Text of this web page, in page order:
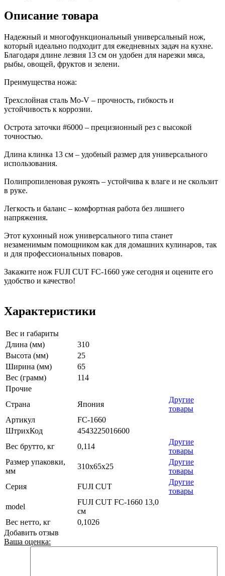
Описание товара
Надежный и многофункциональный универсальный нож,
который идеально подходит для ежедневных задач на кухне.
Благодаря длине лезвия 13 см он удобен для нарезки мяса,
рыбы, овощей, фруктов и зелени.
Преимущества ножа:
Трехслойная сталь Mo-V – прочность, гибкость и
устойчивость к коррозии.
Острота заточки #6000 – прецизионный рез с высокой
точностью.
Длина клинка 13 см – удобный размер для универсального
использования.
Полипропиленовая рукоять – устойчива к влаге и не скользит
в руке.
Легкость и баланс – комфортная работа без лишнего
напряжения.
Этот кухонный нож универсального типа станет
незаменимым помощником как для домашних кулинаров, так
и для профессиональных поваров.
Закажите нож FUJI CUT FC-1660 уже сегодня и оцените его
удобство и качество!
Характеристики
Вес и габариты
Длина (мм)
310
Высота (мм)
25
Ширина (мм)
65
Вес (грамм)
114
Прочие
Страна
Япония
Другие
товары
Артикул
FC-1660
ШтрихКод
4543225016600
Вес брутто, кг
0,114
Другие
товары
Размер упаковки,
мм
310x65x25
Другие
товары
Серия
FUJI CUT
Другие
товары
model
FUJI CUT FC-1660 13,0
см
Вес нетто, кг
0,1026
Добавить отзыв
Ваша оценка: